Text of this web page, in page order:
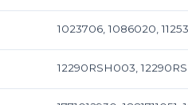
1023706, 1086020,
12290RSH003,